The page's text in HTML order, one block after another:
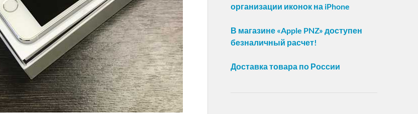
организации иконок на iPhone
В магазине «Apple PNZ» доступен
безналичный расчет!
Доставка товара по России